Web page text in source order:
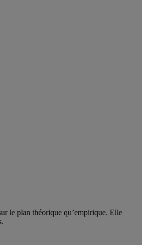
le plan théorique qu’empirique. Elle